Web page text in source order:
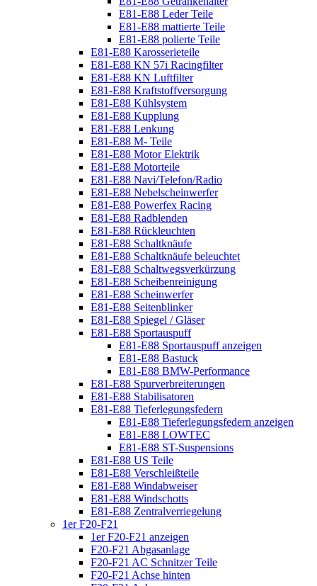
E81-E88 Leder Teile
E81-E88 mattierte Teile
E81-E88 polierte Teile
E81-E88 Karosserieteile
E81-E88 KN 57i Racingfilter
E81-E88 KN Luftfilter
E81-E88 Kraftstoffversorgung
E81-E88 Kühlsystem
E81-E88 Kupplung
E81-E88 Lenkung
E81-E88 M- Teile
E81-E88 Motor Elektrik
E81-E88 Motorteile
E81-E88 Navi/Telefon/Radio
E81-E88 Nebelscheinwerfer
E81-E88 Powerfex Racing
E81-E88 Radblenden
E81-E88 Rückleuchten
E81-E88 Schaltknäufe
E81-E88 Schaltknäufe beleuchtet
E81-E88 Schaltwegsverkürzung
E81-E88 Scheibenreinigung
E81-E88 Scheinwerfer
E81-E88 Seitenblinker
E81-E88 Spiegel / Gläser
E81-E88 Sportauspuff
E81-E88 Sportauspuff anzeigen
E81-E88 Bastuck
E81-E88 BMW-Performance
E81-E88 Spurverbreiterungen
E81-E88 Stabilisatoren
E81-E88 Tieferlegungsfedern
E81-E88 Tieferlegungsfedern anzeigen
E81-E88 LOWTEC
E81-E88 ST-Suspensions
E81-E88 US Teile
E81-E88 Verschleißteile
E81-E88 Windabweiser
E81-E88 Windschotts
E81-E88 Zentralverriegelung
1er F20-F21
1er F20-F21 anzeigen
F20-F21 Abgasanlage
F20-F21 AC Schnitzer Teile
F20-F21 Achse hinten